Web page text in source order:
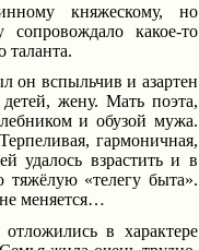
княжескому, но
какое-то
таланта.
он вспыльчив и азартен
жену. Мать поэта,
и обузой мужа.
гармоничная,
удалось взрастить и в
«телегу быта».
меняется…
в характере